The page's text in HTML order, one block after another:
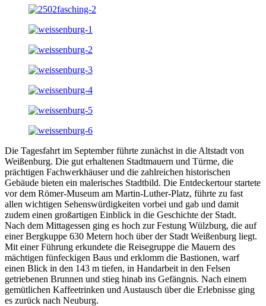
Die Tagesfahrt im September führte zunächst in die Altstadt von
Weißenburg. Die gut erhaltenen Stadtmauern und Türme, die
prächtigen Fachwerkhäuser und die zahlreichen historischen
Gebäude bieten ein malerisches Stadtbild. Die Entdeckertour startete
vor dem Römer-Museum am Martin-Luther-Platz, führte zu fast
allen wichtigen Sehenswürdigkeiten vorbei und gab und damit
zudem einen großartigen Einblick in die Geschichte der Stadt.
Nach dem Mittagessen ging es hoch zur Festung Wülzburg, die auf
einer Bergkuppe 630 Metern hoch über der Stadt Weißenburg liegt.
Mit einer Führung erkundete die Reisegruppe die Mauern des
mächtigen fünfeckigen Baus und erklomm die Bastionen, warf
einen Blick in den 143 m tiefen, in Handarbeit in den Felsen
getriebenen Brunnen und stieg hinab ins Gefängnis. Nach einem
gemütlichen Kaffeetrinken und Austausch über die Erlebnisse ging
es zurück nach Neuburg.